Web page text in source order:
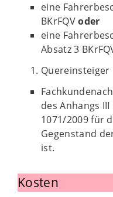
eine
BKrFQVoder
eine
Absatz 3
Quereinsteiger
des Anhangs
1071/2009 für
Gegenstand
ist.
Kosten